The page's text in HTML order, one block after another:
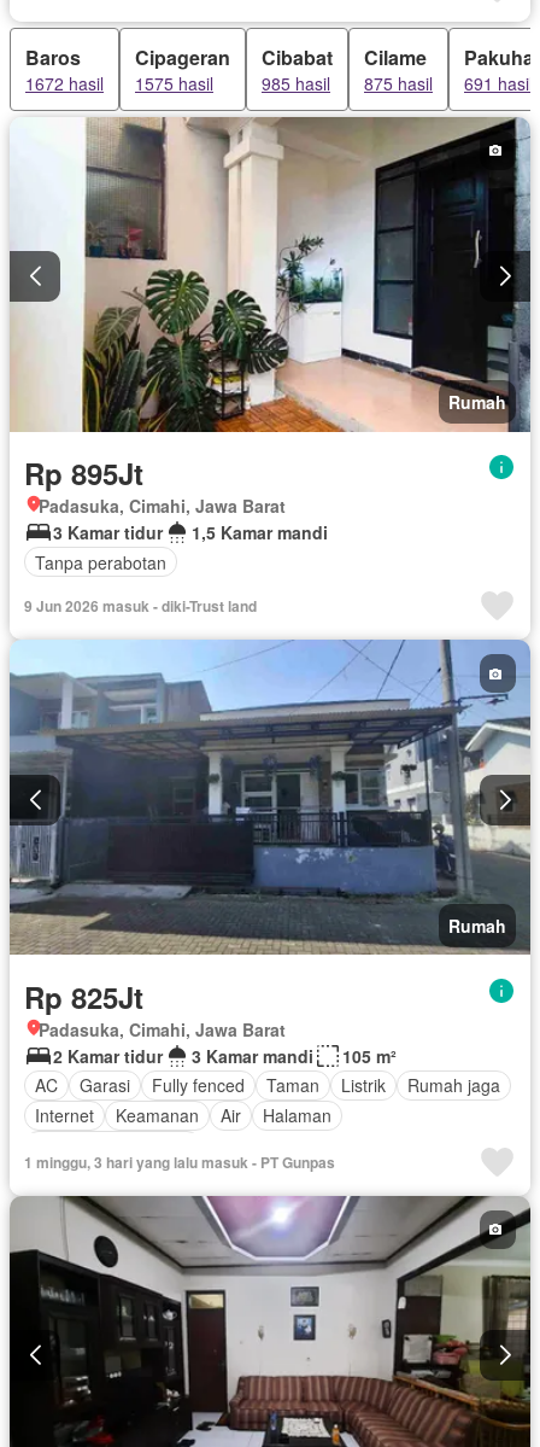
Baros
1672 hasil
Cipageran
1575 hasil
Cibabat
985 hasil
Cilame
875 hasil 691 hasil
Rumah
Rp 895Jt
Padasuka, Cimahi, Jawa Barat
3 Kamar tidur
1,5 Kamar mandi
Tanpa perabotan
9 Jun 2026 masuk - diki-Trust land
Rumah
Rp 825Jt
Padasuka, Cimahi, Jawa Barat
2 Kamar tidur
3 Kamar mandi
105 m²
AC
Garasi Fully fenced Taman Listrik
Rumah jaga
Internet
Keamanan Air
Halaman
1 minggu, 3 hari yang lalu masuk - PT Gunpas